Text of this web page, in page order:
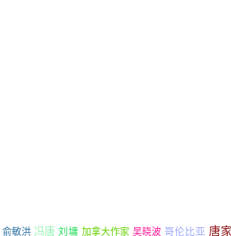
俞敏洪 冯唐 刘墉 加拿大作家 吴晓波 哥伦比亚 唐